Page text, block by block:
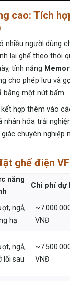
cao: Tích
nhiều người dùng
lại ghế theo thói
tính năng
cho phép lưu và
một nút bấm.
hợp thêm vào
nhân hóa trải
chuyên nghiệp
ghế điện
năng
Chi phí dự
ngả,
hạ
VNĐ
ngả,
lối sau
VNĐ